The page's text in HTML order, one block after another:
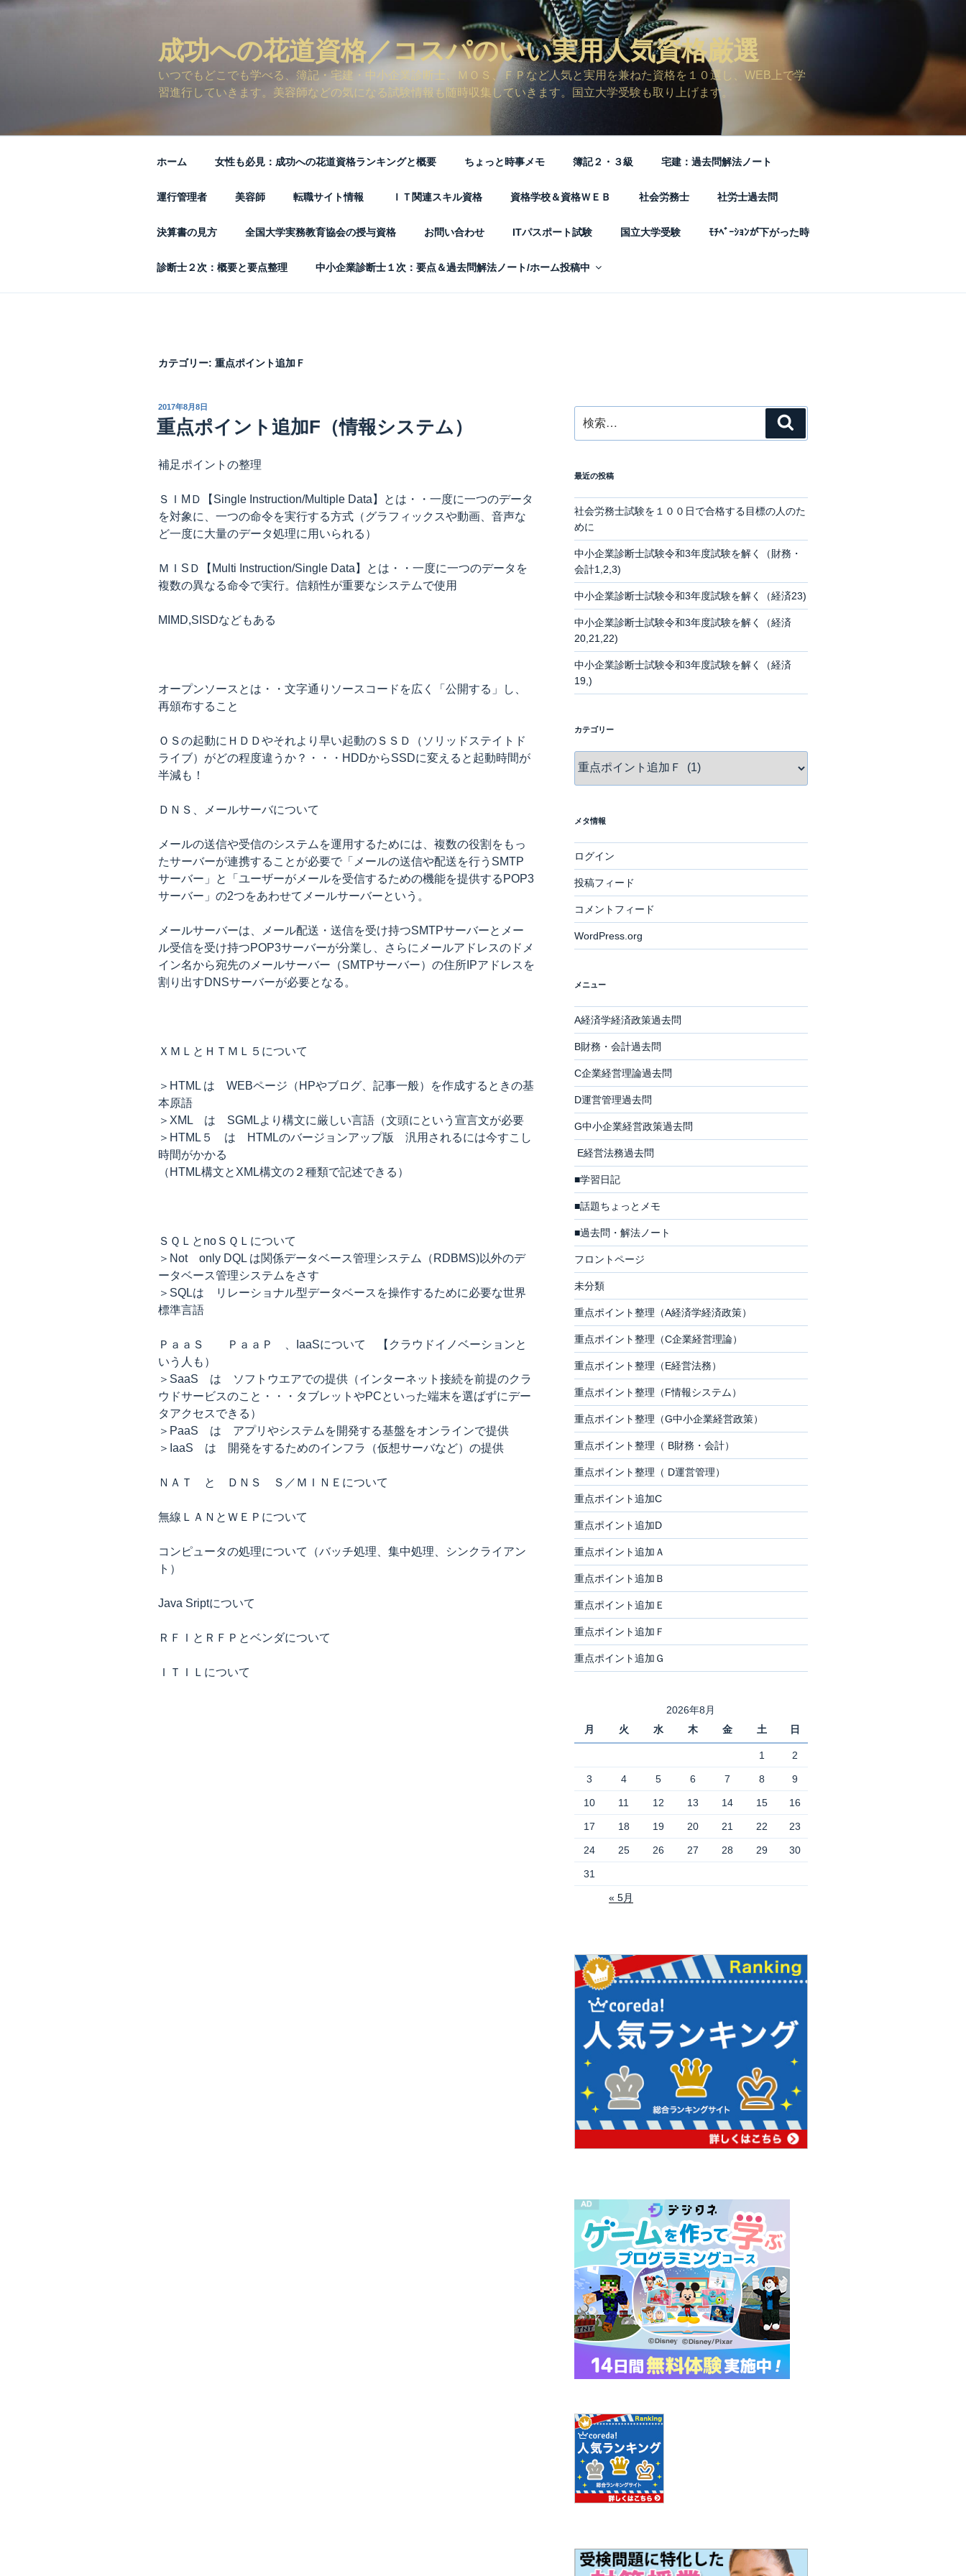
コ
成功への花道資格／コスパのいい実用人気資格厳選
いつでもどこでも学べる、簿記・宅建・中小企業診断士、ＭＯＳ、ＦＰなど人気と実用を兼ねた資格を１０選し、WEB上で学
習進行していきます。美容師などの気になる試験情報も随時収集していきます。国立大学受験も取り上げます。
ホーム 女性も必見：成功への花道資格ランキングと概要 ちょっと時事メモ 簿記２・３級 宅建：過去問解法ノート
運行管理者 美容師 転職サイト情報 ＩＴ関連スキル資格 資格学校＆資格ＷＥＢ 社会労務士 社労士過去問
決算書の見方 全国大学実務教育協会の授与資格 お問い合わせ ITパスポート試験 国立大学受験 ﾓﾁﾍﾞｰｼｮﾝが下がった時
診断士２次：概要と要点整理 中小企業診断士１次：要点＆過去問解法ノート/ホーム投稿中
カテゴリー: 重点ポイント追加Ｆ
投
稿
日:
2017年8月8日
重点ポイント追加F（情報システム）
補足ポイントの整理
ＳＩMＤ【Single Instruction/Multiple Data】とは・・一度に一つのデータ
を対象に、一つの命令を実行する方式（グラフィックスや動画、音声な
ど一度に大量のデータ処理に用いられる）
ＭＩSＤ【Multi Instruction/Single Data】とは・・一度に一つのデータを
複数の異なる命令で実行。信頼性が重要なシステムで使用
MIMD,SISDなどもある
オープンソースとは・・文字通りソースコードを広く「公開する」し、
再頒布すること
ＯＳの起動にＨＤＤやそれより早い起動のＳＳＤ（ソリッドステイトド
ライブ）がどの程度違うか？・・・HDDからSSDに変えると起動時間が
半減も！
ＤＮＳ、メールサーバについて
メールの送信や受信のシステムを運用するためには、複数の役割をもっ
たサーバーが連携することが必要で「メールの送信や配送を行うSMTP
サーバー」と「ユーザーがメールを受信するための機能を提供するPOP3
サーバー」の2つをあわせてメールサーバーという。
メールサーバーは、メール配送・送信を受け持つSMTPサーバーとメー
ル受信を受け持つPOP3サーバーが分業し、さらにメールアドレスのドメ
イン名から宛先のメールサーバー（SMTPサーバー）の住所IPアドレスを
割り出すDNSサーバーが必要となる。
ＸＭＬとＨＴＭＬ５について
＞HTML は WEBページ（HPやブログ、記事一般）を作成するときの基
本原語
＞XML は SGMLより構文に厳しい言語（文頭に という宣言文が必要
＞HTML５ は HTMLのバージョンアップ版 汎用されるには今すこし
時間がかかる
（HTML構文とXML構文の２種類で記述できる）
ＳＱＬとnoＳＱＬについて
＞Not only DQL は関係データベース管理システム（RDBMS)以外のデ
ータベース管理システムをさす
＞SQLは リレーショナル型データベースを操作するために必要な世界
標準言語
ＰａａＳ ＰａａＰ 、IaaSについて 【クラウドイノベーションと
いう人も）
＞SaaS は ソフトウエアでの提供（インターネット接続を前提のクラ
ウドサービスのこと・・・タブレットやPCといった端末を選ばずにデー
タアクセスできる）
＞PaaS は アプリやシステムを開発する基盤をオンラインで提供
＞IaaS は 開発をするためのインフラ（仮想サーバなど）の提供
ＮＡＴ と ＤＮＳ Ｓ／ＭＩＮＥについて
無線ＬＡＮとＷＥＰについて
コンピュータの処理について（バッチ処理、集中処理、シンクライアン
ト）
Java Sriptについて
ＲＦＩとＲＦＰとベンダについて
ＩＴＩＬについて
索:
索
最近の投稿
社会労務士試験を１００日で合格する目標の人のた
めに
中小企業診断士試験令和3年度試験を解く（財務・
会計1,2,3)
中小企業診断士試験令和3年度試験を解く（経済23)
中小企業診断士試験令和3年度試験を解く（経済
20,21,22)
中小企業診断士試験令和3年度試験を解く（経済
19,)
カテゴリー
テ
ー
メタ情報
ログイン
投稿フィード
コメントフィード
WordPress.org
メニュー
A経済学経済政策過去問
B財務・会計過去問
C企業経営理論過去問
D運営管理過去問
G中小企業経営政策過去問
E経営法務過去問
■学習日記
■話題ちょっとメモ
■過去問・解法ノート
フロントページ
未分類
重点ポイント整理（A経済学経済政策）
重点ポイント整理（C企業経営理論）
重点ポイント整理（E経営法務）
重点ポイント整理（F情報システム）
重点ポイント整理（G中小企業経営政策）
重点ポイント整理（ B財務・会計）
重点ポイント整理（ D運営管理）
重点ポイント追加C
重点ポイント追加D
重点ポイント追加Ａ
重点ポイント追加Ｂ
重点ポイント追加Ｅ
重点ポイント追加Ｆ
重点ポイント追加Ｇ
2026年8月
月
火 水 木 金 土 日
1 2
3 4 5 6 7 8 9
10 11 12 13 14 15 16
17 18 19 20 21 22 23
24 25 26 27 28 29 30
31
« 5月